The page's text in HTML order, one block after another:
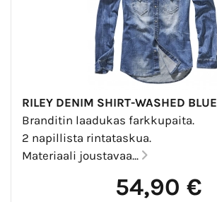
RILEY DENIM SHIRT-WASHED BLUE
Branditin laadukas farkkupaita.
2 napillista rintataskua.
Materiaali joustavaa...
54,90 €